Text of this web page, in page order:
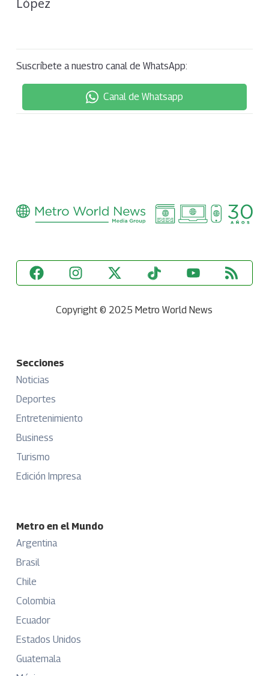
Suscríbete a nuestro canal de WhatsApp:
Canal de Whatsapp
Copyright © 2025 Metro World News
Secciones
Noticias
Deportes
Entretenimiento
Business
Turismo
Edición Impresa
Metro en el Mundo
Argentina
Brasil
Chile
Colombia
Ecuador
Estados Unidos
Guatemala